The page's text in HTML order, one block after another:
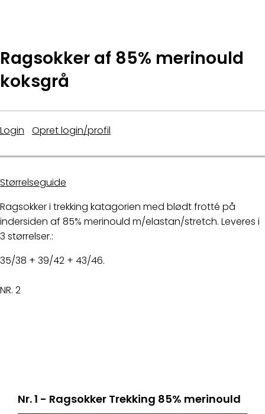
Ragsokker af 85% merinould
koksgrå
Login Opret login/profil
Størrelseguide
Ragsokker i trekking katagorien med blødt frotté på
indersiden af 85% merinould m/elastan/stretch. Leveres i
3 størrelser.:
35/38 + 39/42 + 43/46.
NR. 2
Nr. 1 - Ragsokker Trekking 85% merinould